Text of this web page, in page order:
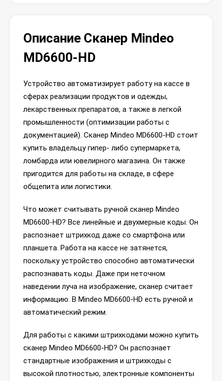
Описание Сканер Mindeo
MD6600-HD
Устройство автоматизирует работу на кассе в
сферах реализации продуктов и одежды,
лекарственных препаратов, а также в легкой
промышленности (оптимизации работы с
документацией). Сканер Mindeo MD6600-HD стоит
купить владельцу гипер- либо супермаркета,
ломбарда или ювелирного магазина. Он также
пригодится для работы на складе, в сфере
общепита или логистики.
Что может считывать ручной сканер Mindeo
MD6600-HD? Все линейные и двухмерные коды. Он
распознает штрихкод даже со смартфона или
планшета. Работа на кассе не затянется,
поскольку устройство способно автоматически
распознавать коды. Даже при неточном
наведении луча на изображение, сканер считает
информацию. В Mindeo MD6600-HD есть ручной и
автоматический режим.
Для работы с какими штрихкодами можно купить
сканер Mindeo MD6600-HD? Он распознает
стандартные изображения и штрихкоды с
высокой плотностью, электронные компоненты